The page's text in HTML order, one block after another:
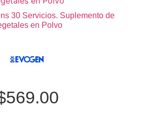
30 Servicios. Suplemento de
en Polvo
569.00